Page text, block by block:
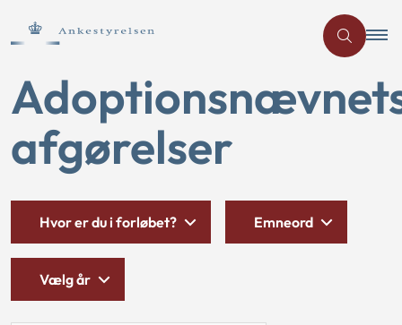
afgørelser
Hvor er du i forløbet? Emneord
Vælg år